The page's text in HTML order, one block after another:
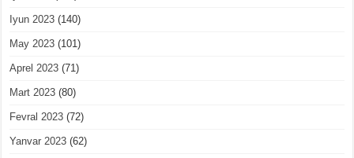
Iyun 2023 (140)
May 2023 (101)
Aprel 2023 (71)
Mart 2023 (80)
Fevral 2023 (72)
Yanvar 2023 (62)